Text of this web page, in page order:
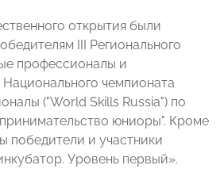
открытия были
III Регионального
профессионалы и
чемпионата
("World Skills Russia") по
юниоры". Кроме
победители и участники
Уровень первый».